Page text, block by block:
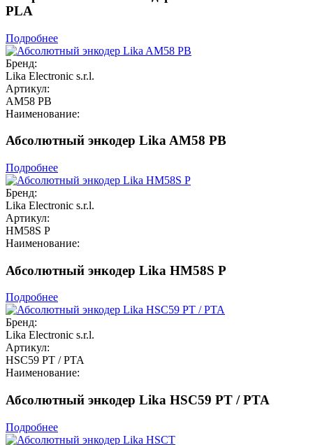
PLA
Подробнее
Бренд:
Lika Electronic s.r.l.
Артикул:
AM58 PB
Наименование:
Абсолютный энкодер Lika AM58 PB
Подробнее
Бренд:
Lika Electronic s.r.l.
Артикул:
HM58S P
Наименование:
Абсолютный энкодер Lika HM58S P
Подробнее
Бренд:
Lika Electronic s.r.l.
Артикул:
HSC59 PT / PTA
Наименование:
Абсолютный энкодер Lika HSC59 PT / PTA
Подробнее